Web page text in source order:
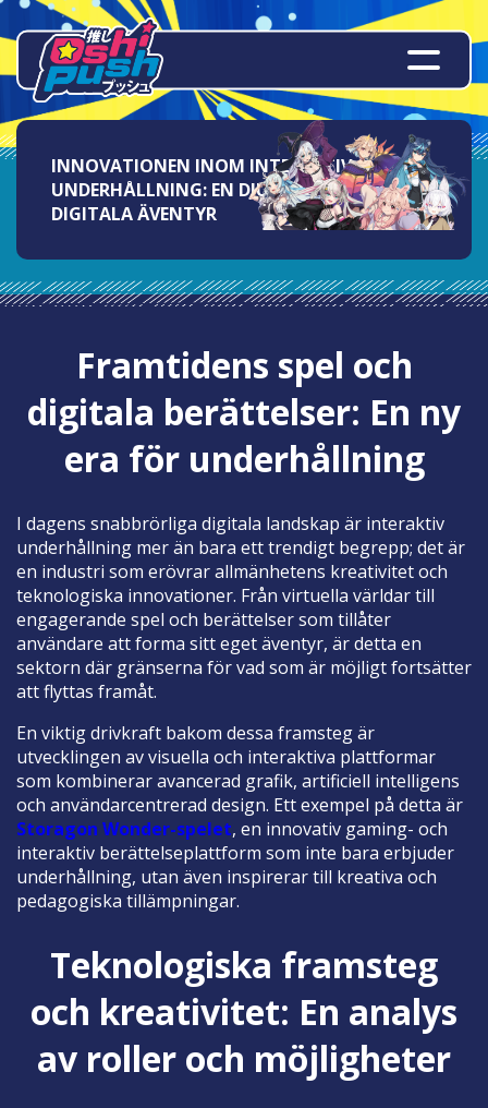
INNOVATIONEN INOM INTERAKTIV
UNDERHÅLLNING: EN DJUPDYKNING I
DIGITALA ÄVENTYR
Framtidens spel och
digitala berättelser: En ny
era för underhållning
I dagens snabbrörliga digitala landskap är interaktiv
underhållning mer än bara ett trendigt begrepp; det är
en industri som erövrar allmänhetens kreativitet och
teknologiska innovationer. Från virtuella världar till
engagerande spel och berättelser som tillåter
användare att forma sitt eget äventyr, är detta en
sektorn där gränserna för vad som är möjligt fortsätter
att flyttas framåt.
En viktig drivkraft bakom dessa framsteg är
utvecklingen av visuella och interaktiva plattformar
som kombinerar avancerad grafik, artificiell intelligens
och användarcentrerad design. Ett exempel på detta är
Storagon Wonder-spelet, en innovativ gaming- och
interaktiv berättelseplattform som inte bara erbjuder
underhållning, utan även inspirerar till kreativa och
pedagogiska tillämpningar.
Teknologiska framsteg
och kreativitet: En analys
av roller och möjligheter